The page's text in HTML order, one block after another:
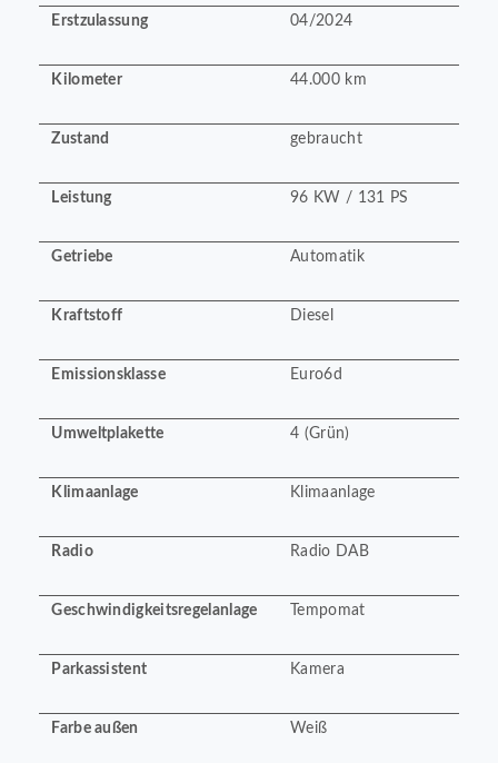
Erstzulassung 04/2024
Kilometer 44.000 km
Zustand gebraucht
Leistung 96 KW / 131 PS
Getriebe Automatik
Kraftstoff Diesel
Emissionsklasse Euro6d
Umweltplakette 4 (Grün)
Klimaanlage Klimaanlage
Radio Radio DAB
Geschwindigkeitsregelanlage Tempomat
Parkassistent Kamera
Farbe außen Weiß